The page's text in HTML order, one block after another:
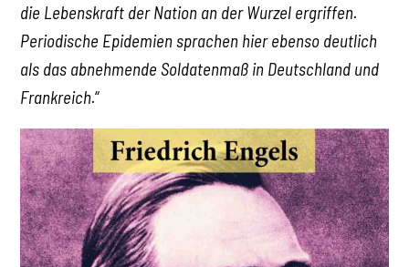
die Lebenskraft der Nation an der Wurzel ergriffen.
Periodische Epidemien sprachen hier ebenso deutlich
als das abnehmende Soldatenmaß in Deutschland und
Frankreich.“